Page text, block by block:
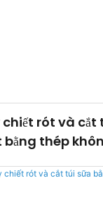
chiết rót và cắt
bằng thép